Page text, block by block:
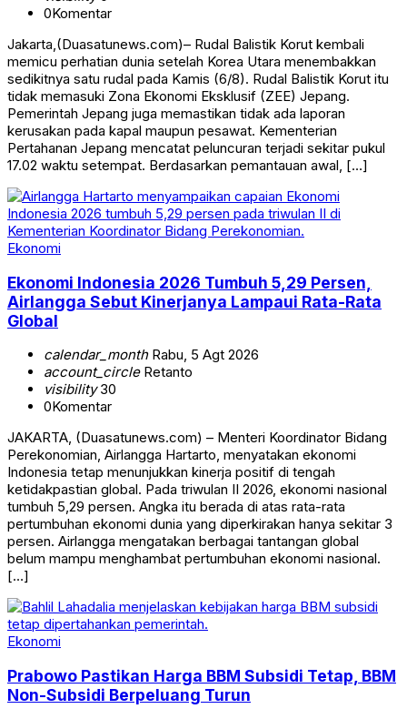
0Komentar
Jakarta,(Duasatunews.com)– Rudal Balistik Korut kembali
memicu perhatian dunia setelah Korea Utara menembakkan
sedikitnya satu rudal pada Kamis (6/8). Rudal Balistik Korut itu
tidak memasuki Zona Ekonomi Eksklusif (ZEE) Jepang.
Pemerintah Jepang juga memastikan tidak ada laporan
kerusakan pada kapal maupun pesawat. Kementerian
Pertahanan Jepang mencatat peluncuran terjadi sekitar pukul
17.02 waktu setempat. Berdasarkan pemantauan awal, […]
Ekonomi
Ekonomi Indonesia 2026 Tumbuh 5,29 Persen,
Airlangga Sebut Kinerjanya Lampaui Rata-Rata
Global
calendar_monthRabu, 5 Agt 2026
account_circleRetanto
visibility30
0Komentar
JAKARTA, (Duasatunews.com) – Menteri Koordinator Bidang
Perekonomian, Airlangga Hartarto, menyatakan ekonomi
Indonesia tetap menunjukkan kinerja positif di tengah
ketidakpastian global. Pada triwulan II 2026, ekonomi nasional
tumbuh 5,29 persen. Angka itu berada di atas rata-rata
pertumbuhan ekonomi dunia yang diperkirakan hanya sekitar 3
persen. Airlangga mengatakan berbagai tantangan global
belum mampu menghambat pertumbuhan ekonomi nasional.
[…]
Ekonomi
Prabowo Pastikan Harga BBM Subsidi Tetap, BBM
Non-Subsidi Berpeluang Turun